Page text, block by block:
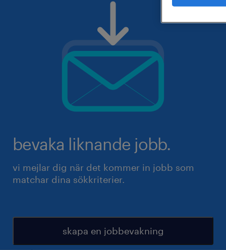
bevaka liknande jobb.
vi mejlar dig när det kommer in jobb som
matchar dina sökkriterier.
skapa en jobbevakning